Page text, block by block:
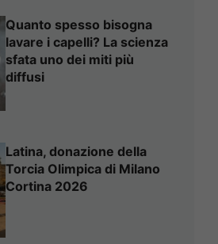
Quanto spesso bisogna
lavare i capelli? La scienza
sfata uno dei miti più
diffusi
Latina, donazione della
Torcia Olimpica di Milano
Cortina 2026